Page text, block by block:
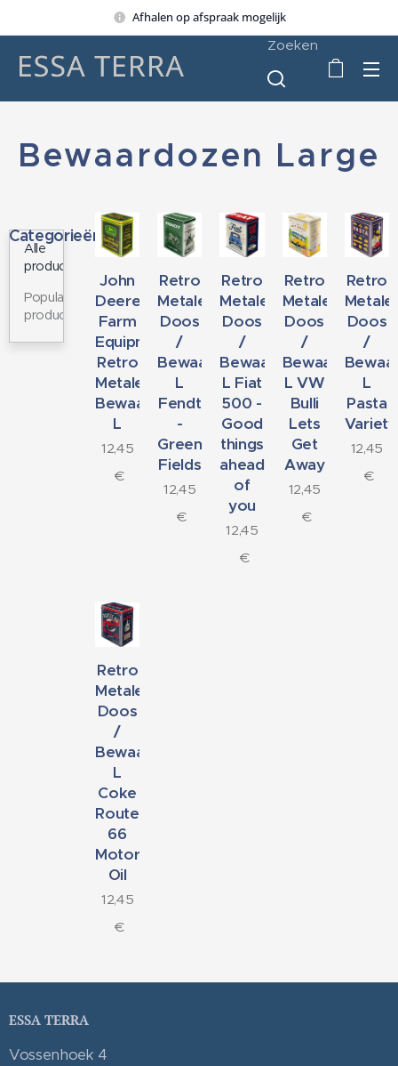
Afhalen op afspraak mogelijk
Zoeken
Bewaardozen Large
Categorieën
Alle
producten
Populaire
producten
John
Deere
Farm
Equipment
Retro
Metalen
Bewaardoos
L
12,45
€
Retro
Metalen
Doos
/
Bewaardoos
L
Fendt
-
Green
Fields
12,45
€
Retro
Metalen
Doos
/
Bewaardoos
L Fiat
500 -
Good
things
ahead
of
you
12,45
€
Retro
Metalen
Doos
/
Bewaardoos
L VW
Bulli
Lets
Get
Away
12,45
€
Retro
Doos
/
L
Pasta
Variety
12,45
€
Retro
Metalen
Doos
/
Bewaardoos
L
Coke
Route
66
Motor
Oil
12,45
€
ESSA TERRA
Vossenhoek 4